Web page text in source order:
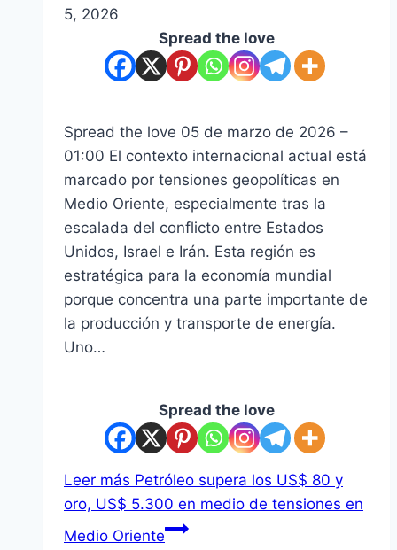
5, 2026
Spread the love
Spread the love 05 de marzo de 2026 –
01:00 El contexto internacional actual está
marcado por tensiones geopolíticas en
Medio Oriente, especialmente tras la
escalada del conflicto entre Estados
Unidos, Israel e Irán. Esta región es
estratégica para la economía mundial
porque concentra una parte importante de
la producción y transporte de energía.
Uno…
Spread the love
Leer más Petróleo supera los US$ 80 y
oro, US$ 5.300 en medio de tensiones en
Medio Oriente